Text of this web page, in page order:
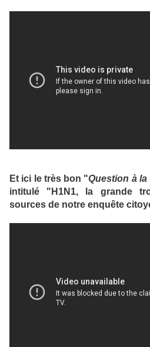
Et ici le très bon "Question à la
intitulé "H1N1, la grande
sources de notre enquête